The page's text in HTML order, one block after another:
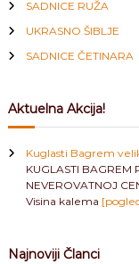
SADNICE RUŽA
UKRASNO ŠIBLJE
SADNICE ČETINARA
Aktuelna Akcija!
Kuglasti Bagrem
KUGLASTI BAGREM
NEVEROVATNOJ
Visina kalema
Najnoviji Članci